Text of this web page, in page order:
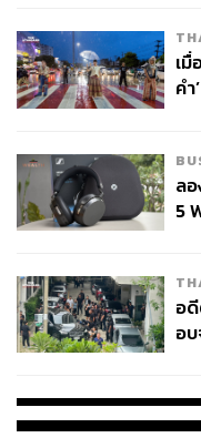
อันที่จริงเรื่องความรัก
อะไรของวงการ มันก็น
ที่รักกับคนที่ถูกรักได้มา
@Michuoviedo มีของ
ในข้อความนั้นมีภาพขอ
ชื่อว่า HAALAND พร้อ
เซ็นของอดีตกองหน้าใ
Best Wishes
โบรุสเซีย ดอร์ทมุนด์ไ
โคตรตำนาน!!
เ
คำ
ล
5
อ
อ